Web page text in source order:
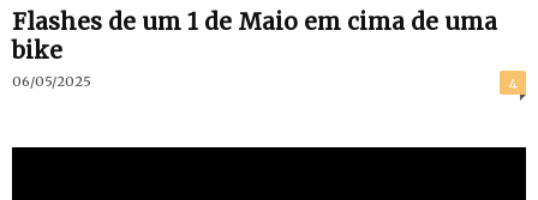
Flashes de um 1 de Maio em cima de uma
bike
06/05/2025 4